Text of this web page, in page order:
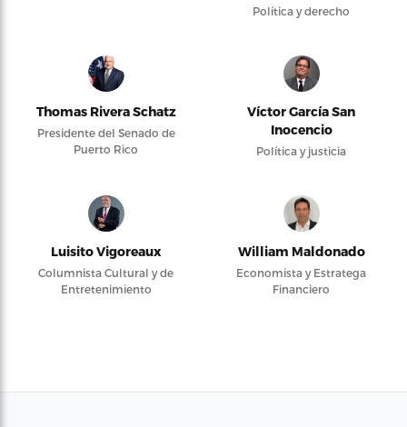
Política y derecho
Thomas Rivera Schatz
Presidente del Senado de
Puerto Rico
Víctor García San
Inocencio
Política y justicia
Luisito Vigoreaux
Columnista Cultural y de
Entretenimiento
William Maldonado
Economista y Estratega
Financiero